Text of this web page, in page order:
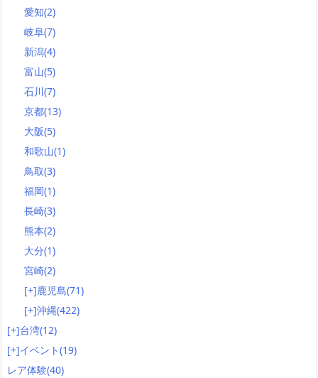
愛知(2)
岐阜(7)
新潟(4)
富山(5)
石川(7)
京都(13)
大阪(5)
和歌山(1)
鳥取(3)
福岡(1)
長崎(3)
熊本(2)
大分(1)
宮崎(2)
[+]鹿児島(71)
[+]沖縄(422)
[+]台湾(12)
[+]イベント(19)
レア体験(40)